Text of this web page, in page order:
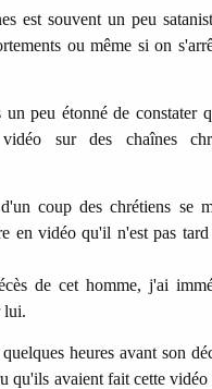
est souvent un peu
ou même si on
peu étonné de constater
sur des chaînes
coup des chrétiens se
en vidéo qu'il n'est pas
de cet homme, j'ai
lui.
heures avant son
qu'ils avaient fait cette vidéo